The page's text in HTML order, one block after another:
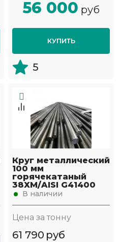
56 000 руб
КУПИТЬ
5
Круг металлический
100 мм
горячекатаный
38ХМ/AISI G41400
В наличии
Цена за тонну
61 790 руб